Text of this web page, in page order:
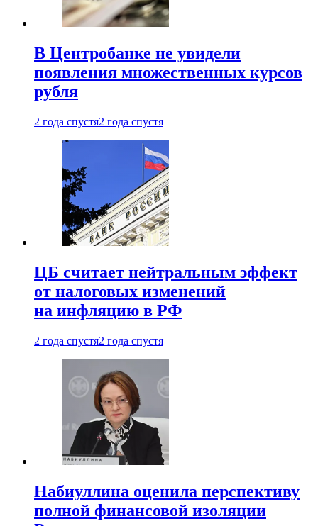
В Центробанке не увидели
появления множественных курсов
рубля
2 года спустя2 года спустя
ЦБ считает нейтральным эффект
от налоговых изменений
на инфляцию в РФ
2 года спустя2 года спустя
Набиуллина оценила перспективу
полной финансовой изоляции